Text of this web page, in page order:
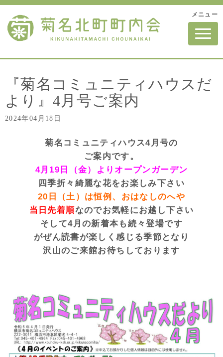
メニュー
N
a
v
t
i
『菊名コミュニティハウスだ
より』4月号ご案内
2024年04月18日
菊名コミュニティハウス4月号の
ご案内です。
4月19日（金）よりオープンガーデン
四季折々綺麗な花をお楽しみ下さい
20日（土）は恒例、おはなしのへや
当日先着順なのでお気軽にお越し下さい
そして4月の新着本も続々登場です
がぜん読書が楽しく感じる季節となり
沢山のご来館お待ちしております